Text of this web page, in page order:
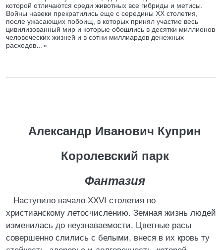
которой отличаются среди животных все гибриды и метисы.
Войны навеки прекратились еще с середины XX столетия,
после ужасающих побоищ, в которых принял участие весь
цивилизованный мир и которые обошлись в десятки миллионов
человеческих жизней и в сотни миллиардов денежных
расходов…»
Александр Иванович Куприн
Королевский парк
Фантазия
Наступило начало XXVI столетия по
христианскому летосчислению. Земная жизнь людей
изменилась до неузнаваемости. Цветные расы
совершенно слились с белыми, внеся в их кровь ту